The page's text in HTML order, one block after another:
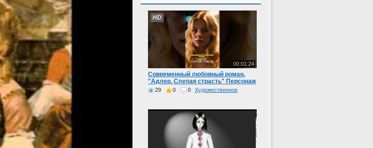
00:01:24
HD
Современный любовный роман.
"Адлер. Слепая страсть" Персонаж
Анжелика.
29 0 0 Художественное